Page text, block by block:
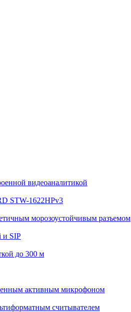
видеоаналитикой
STW-1622HPv3
морозоустойчивым разъемом
и SIP
до 300 м
активным микрофоном
считывателем